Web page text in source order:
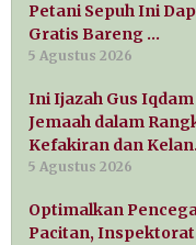
Petani Sepuh Ini
Gratis Bareng …
5 Agustus 2026
Ini Ijazah Gus
Jemaah dalam
Kefakiran dan
5 Agustus 2026
Optimalkan
Pacitan,